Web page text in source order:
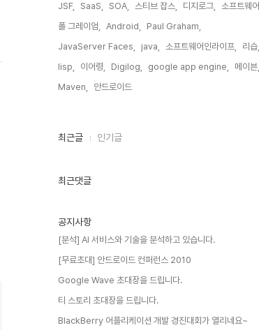
JSF, SaaS, SOA, 스티브 잡스, 디지로그,
소프트웨어,
폴 그레이엄,
Android,
Paul Graham,
JavaServer Faces,
java, 소프트웨어인라이프,
리습,
lisp,
이어령, Digilog, google app engine,
메이븐,
Maven,
안드로이드,
최
인
최근글 인기글
최근댓글
공지사항
[분석] AI 서비스와 기술을 분석하고 있습니다.
[무료초대] 안드로이드 컨퍼런스 2010
Google Wave 초대장을 드립니다.
티 스토리 초대장을 드립니다.
BlackBerry 어플리케이션 개발 경진대회가 열리네요~